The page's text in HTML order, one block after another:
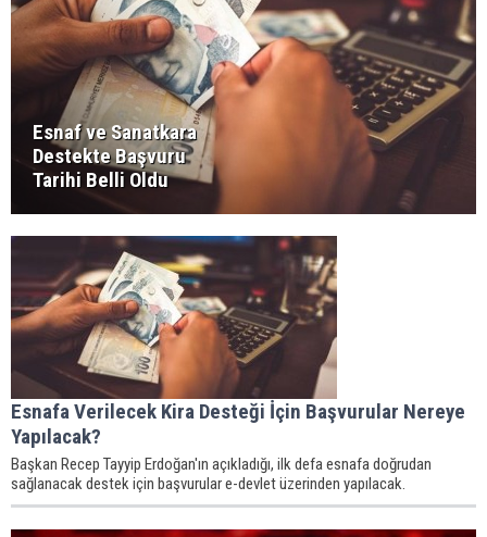
Esnaf ve Sanatkara
Destekte Başvuru
Tarihi Belli Oldu
Esnafa Verilecek Kira Desteği İçin Başvurular Nereye
Yapılacak?
Başkan Recep Tayyip Erdoğan'ın açıkladığı, ilk defa esnafa doğrudan
sağlanacak destek için başvurular e-devlet üzerinden yapılacak.